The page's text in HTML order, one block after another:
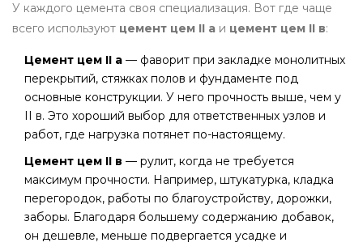
У каждого цемента своя специализация. Вот где чаще
всего используют цемент цем II а и цемент цем II в:
Цемент цем II а — фаворит при закладке монолитных
перекрытий, стяжках полов и фундаменте под
основные конструкции. У него прочность выше, чем у
II в. Это хороший выбор для ответственных узлов и
работ, где нагрузка потянет по-настоящему.
Цемент цем II в — рулит, когда не требуется
максимум прочности. Например, штукатурка, кладка
перегородок, работы по благоустройству, дорожки,
заборы. Благодаря большему содержанию добавок,
он дешевле, меньше подвергается усадке и